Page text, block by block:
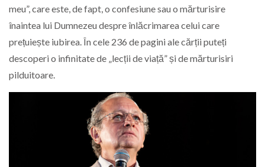
meu”, care este, de fapt, o confesiune sau o mărturisire
înaintea lui Dumnezeu despre înlăcrimarea celui care
prețuiește iubirea. În cele 236 de pagini ale cărții puteți
descoperi o infinitate de „lecții de viață” și de mărturisiri
pilduitoare.